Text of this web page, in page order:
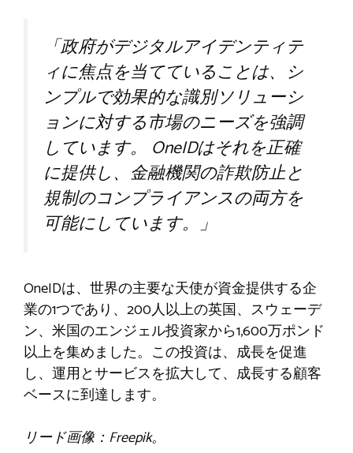
「政府がデジタルアイデンティテ
ィに焦点を当てていることは、シ
ンプルで効果的な識別ソリューシ
ョンに対する市場のニーズを強調
しています。 OneIDはそれを正確
に提供し、金融機関の詐欺防止と
規制のコンプライアンスの両方を
可能にしています。」
OneIDは、世界の主要な天使が資金提供する企
業の1つであり、200人以上の英国、スウェーデ
ン、米国のエンジェル投資家から1,600万ポンド
以上を集めました。この投資は、成長を促進
し、運用とサービスを拡大して、成長する顧客
ベースに到達します。
リード画像：Freepik。